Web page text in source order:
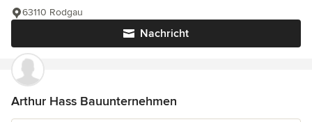
Nachricht
63110 Rodgau
Arthur Hass Bauunternehmen